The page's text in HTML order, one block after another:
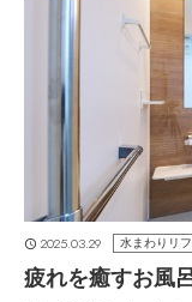
2025.03.29 水まわりリ
疲れを癒すお風